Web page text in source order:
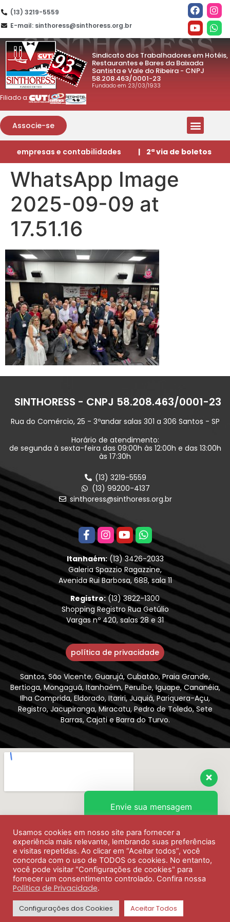
(13) 3219-5559
E-mail: sinthoress@sinthoress.org.br
Sindicato dos Trabalhadores em Hotéis,
Restaurantes e Bares da Baixada
Santista e Vale do Ribeira - CNPJ
58.208.463/0001-23
Fundado em 23/03/1933
Filiado a:
Associe-se
empresas e contabilidades | 2ª via de boletos
WhatsApp Image
2025-09-09 at
17.51.16
SINTHORESS - CNPJ 58.208.463/0001-23
Rua do Comércio, 25 - 3ºandar salas 301 a 306 Santos - SP
Horário de atendimento:
de segunda à sexta-feira das 09:00h às 12:00h e das 13:00h
às 17:30h
(13) 3219-5559
(13) 99200-4137
sinthoress@sinthoress.org.br
Itanhaém:(13) 3426-2033
Galeria Spazzio Ragazzine,
Avenida Rui Barbosa, 688, sala 11
Registro:(13) 3822-1300
Shopping Registro Rua Getúlio
Vargas nº 420, salas 28 e 31
política de privacidade
Santos, São Vicente, Guarujá, Cubatão, Praia Grande,
Bertioga, Mongaguá, Itanhaém, Peruíbe, Iguape, Cananéia,
Ilha Comprida, Eldorado, Itariri, Juquiá, Pariquera-Açu,
Registro, Jacupiranga, Miracatu, Pedro de Toledo, Sete
Barras, Cajati e Barra do Turvo.
Usamos cookies em nosso site para fornecer a
experiência mais relevante, lembrando suas preferências
e visitas repetidas. Ao clicar em “Aceitar todos”, você
concorda com o uso de TODOS os cookies. No entanto,
você pode visitar "Configurações de cookies" para
fornecer um consentimento controlado. Confira nossa
Política de Privacidade.
Configurações dos Cookies Aceitar Todos
Envie sua mensagem
Olá, como podemos ajudar?